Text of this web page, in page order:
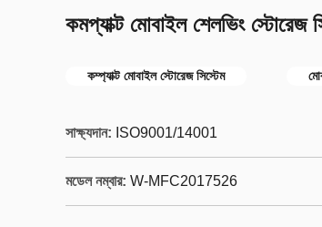
কমপ্যাক্ট মোবাইল শেলভিং স্টোরেজ
কম্প্যাক্ট মোবাইল স্টোরেজ সিস্টেম
সাক্ষ্যদান: ISO9001/14001
মডেল নম্বার: W-MFC2017526